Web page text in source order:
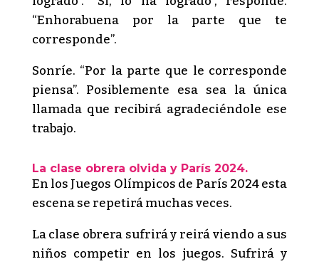
“Enhorabuena por la parte que te
corresponde”.
Sonríe. “Por la parte que le corresponde
piensa”. Posiblemente esa sea la única
llamada que recibirá agradeciéndole ese
trabajo.
La clase obrera olvida y París 2024.
En los Juegos Olímpicos de París 2024 esta
escena se repetirá muchas veces.
La clase obrera sufrirá y reirá viendo a sus
niños competir en los juegos. Sufrirá y